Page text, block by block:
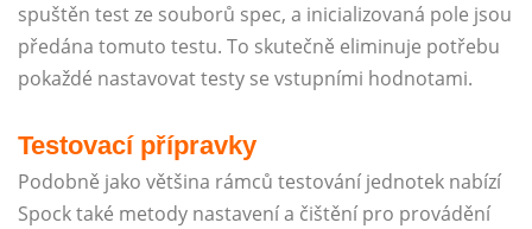
spuštěn test ze souborů spec, a inicializovaná pole jsou
předána tomuto testu. To skutečně eliminuje potřebu
pokaždé nastavovat testy se vstupními hodnotami.
Testovací přípravky
Podobně jako většina rámců testování jednotek nabízí
Spock také metody nastavení a čištění pro provádění